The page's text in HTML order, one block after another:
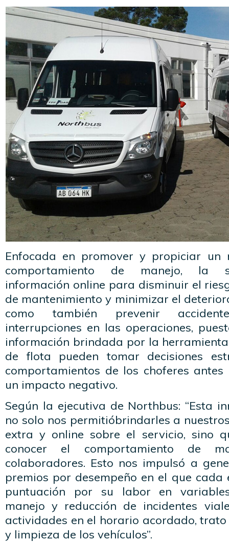
Enfocada en promover y propiciar un
comportamiento de manejo, la
información online para disminuir el
de mantenimiento y minimizar el
como también prevenir
interrupciones en las operaciones,
información brindada por la
de flota pueden tomar decisiones
comportamientos de los choferes
un impacto negativo.
Según la ejecutiva de Northbus: “Esta
no solo nos permitióbrindarles a
extra y online sobre el servicio, sino
conocer el comportamiento de
colaboradores. Esto nos impulsó a
premios por desempeño en el que cada
puntuación por su labor en
manejo y reducción de incidentes
actividades en el horario acordado,
y limpieza de los vehículos”.